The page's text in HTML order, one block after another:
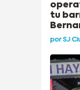
tu
porSJ